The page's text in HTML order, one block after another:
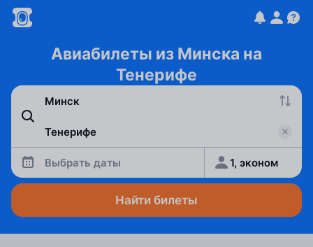
Авиабилеты из Минска на
Тенерифе
Выбрать даты 1, эконом
Найти билеты